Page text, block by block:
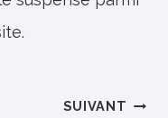
SUIVANT